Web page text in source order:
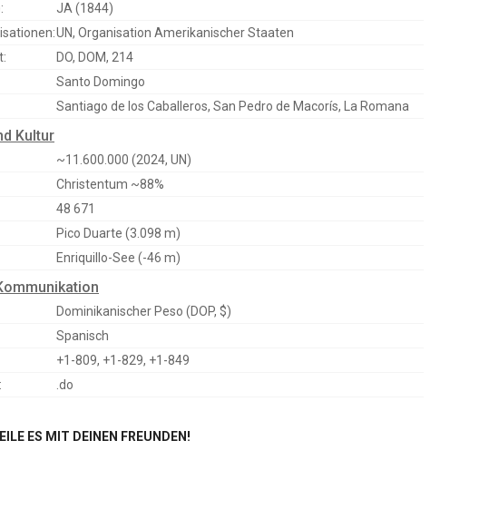
JA (1844)
UN, Organisation Amerikanischer Staaten
DO, DOM, 214
Santo Domingo
Santiago de los Caballeros, San Pedro de Macorís, La Romana
Kultur
~11.600.000 (2024, UN)
Christentum ~88%
48 671
Pico Duarte (3.098 m)
Enriquillo-See (-46 m)
Dominikanischer Peso (DOP, $)
Spanisch
+1-809, +1-829, +1-849
.do
ES MIT DEINEN FREUNDEN!